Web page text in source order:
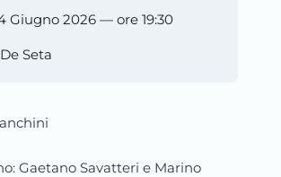
Giugno 2026 — ore 19:30
Seta
Gaetano Savatteri e Marino